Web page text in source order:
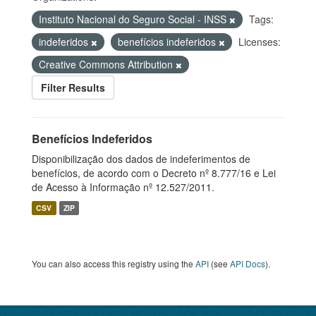
Instituto Nacional do Seguro Social - INSS
Tags:
indeferidos
benefícios indeferidos
Licenses:
Creative Commons Attribution
Filter Results
Benefícios Indeferidos
Disponibilização dos dados de indeferimentos de
benefícios, de acordo com o Decreto nº 8.777/16 e Lei
de Acesso à Informação nº 12.527/2011.
CSV ZIP
You can also access this registry using the API (see API Docs).